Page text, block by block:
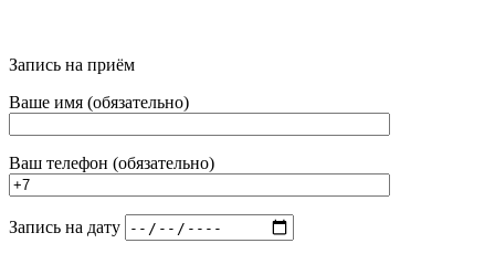
Запись на приём
Ваше имя (обязательно)
Ваш телефон (обязательно)
Запись на дату